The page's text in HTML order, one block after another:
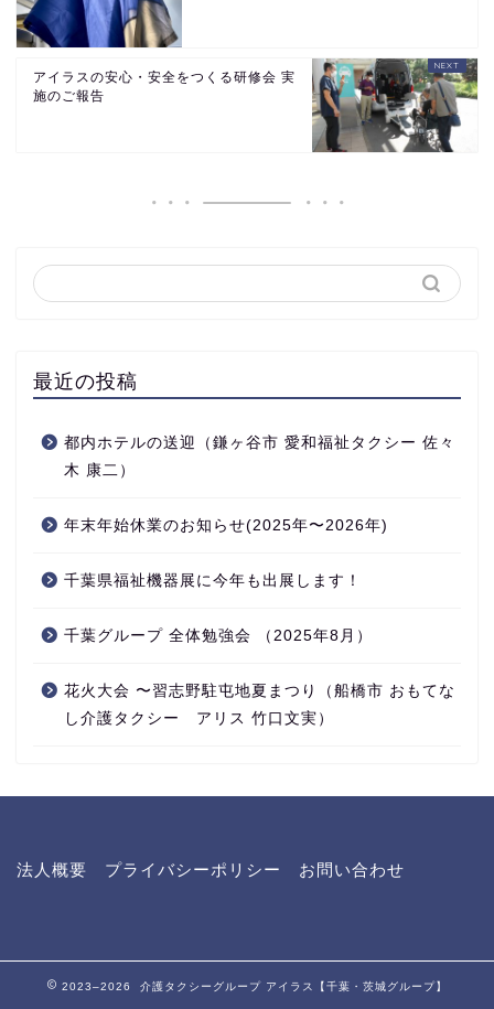
アイラスの安心・安全をつくる研修会 実
施のご報告
最近の投稿
都内ホテルの送迎（鎌ヶ谷市 愛和福祉タクシー 佐々
木 康二）
年末年始休業のお知らせ(2025年〜2026年)
千葉県福祉機器展に今年も出展します！
千葉グループ 全体勉強会 （2025年8月）
花火大会 〜習志野駐屯地夏まつり（船橋市 おもてな
し介護タクシー アリス 竹口文実）
法人概要 プライバシーポリシー お問い合わせ
2023–2026 介護タクシーグループ アイラス【千葉・茨城グループ】